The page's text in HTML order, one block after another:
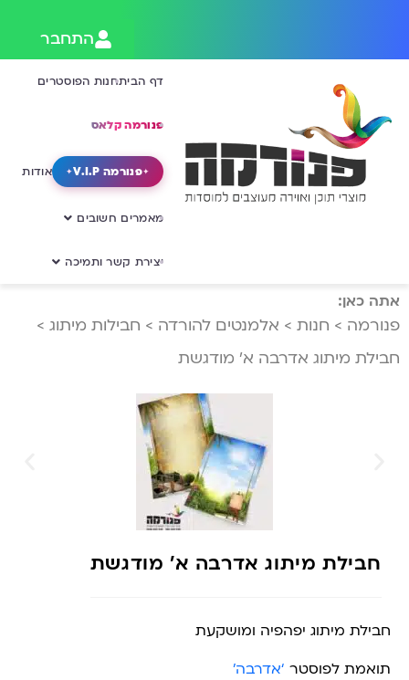
התחבר
דף הביתחנות הפוסטרים
פנורמה קלאס
פנורמה V.I.P אודות
מאמרים חשובים
יצירת קשר ותמיכה
אתה כאן:
פנורמה > חנות > אלמנטים להורדה > חבילות מיתוג >
חבילת מיתוג אדרבה א’ מודגשת
חבילת מיתוג אדרבה א’ מודגשת
חבילת מיתוג יפהפיה ומושקעת
תואמת לפוסטר ‘אדרבה’